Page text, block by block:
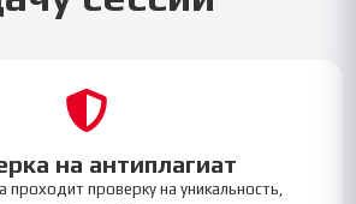
на антиплагиат
проверку на уникальность,